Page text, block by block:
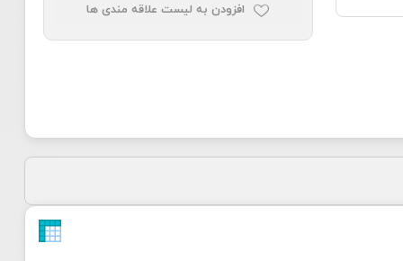
افزودن به لیست علاقه مندی ها